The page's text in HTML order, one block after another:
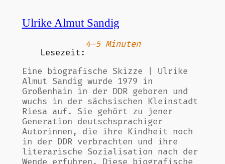
Ulrike Almut Sandig
Lesezeit:
4–5 Minuten
Eine biografische Skizze | Ulrike
Almut Sandig wurde 1979 in
Großenhain in der DDR geboren und
wuchs in der sächsischen Kleinstadt
Riesa auf. Sie gehört zu jener
Generation deutschsprachiger
Autorinnen, die ihre Kindheit noch
in der DDR verbrachten und ihre
literarische Sozialisation nach der
Wende erfuhren. Diese biografische